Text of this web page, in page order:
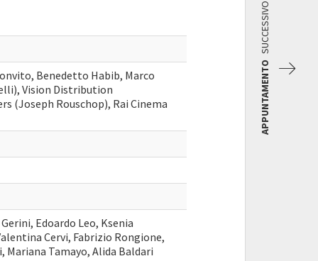
Benedetto Habib, Marco
Vision Distribution
(Joseph Rouschop), Rai Cinema
Edoardo Leo, Ksenia
Cervi, Fabrizio Rongione,
Mariana Tamayo, Alida Baldari
APPUNTAMENTO
SUCCESSIVO